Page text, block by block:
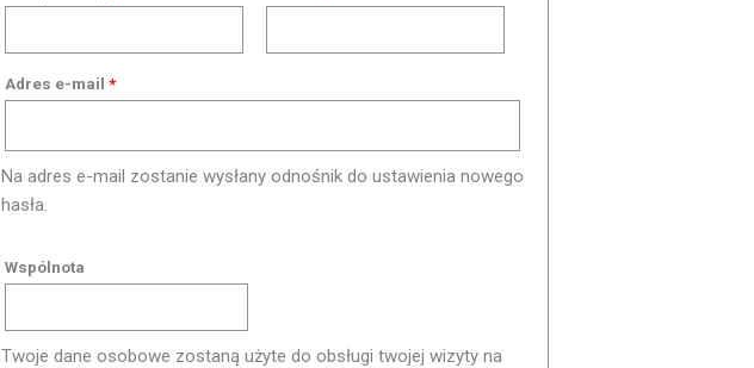
Adres e-mail *
Na adres e-mail zostanie wysłany odnośnik do ustawienia nowego
hasła.
Wspólnota
Twoje dane osobowe zostaną użyte do obsługi twojej wizyty na